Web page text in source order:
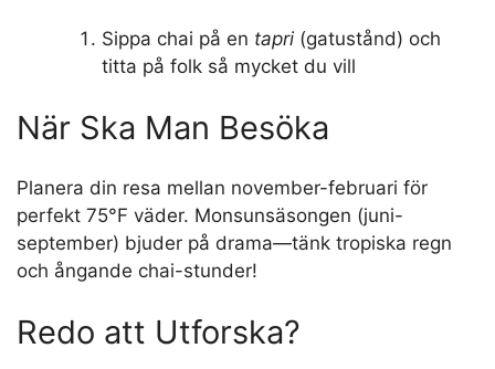
Sippa chai på en tapri(gatustånd) och
titta på folk så mycket du vill
När Ska Man Besöka
Planera din resa mellan november-februari för
perfekt 75°F väder. Monsunsäsongen (juni-
september) bjuder på drama—tänk tropiska regn
och ångande chai-stunder!
Redo att Utforska?